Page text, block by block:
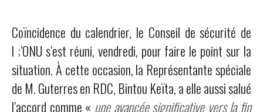
Coïncidence du calendrier, le Conseil de sécurité de
l ;’ONU s’est réuni, vendredi, pour faire le point sur la
situation. À cette occasion, la Représentante spéciale
de M. Guterres en RDC, Bintou Keïta, a elle aussi salué
l’accord comme « une avancée significative vers la fin